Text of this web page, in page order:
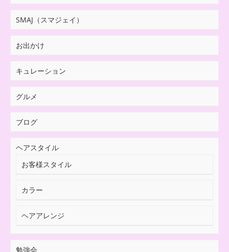
SMAJ（スマジェイ）
お出かけ
キュレーション
グルメ
ブログ
ヘアスタイル
お客様スタイル
カラー
ヘアアレンジ
勉強会